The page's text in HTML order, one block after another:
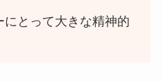
にとって大きな精神的